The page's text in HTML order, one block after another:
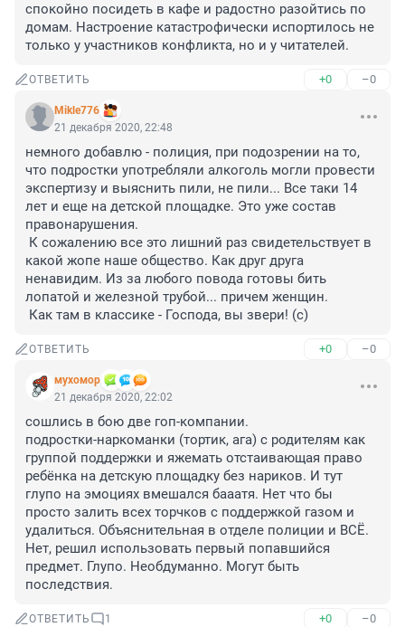
спокойно посидеть в кафе и радостно разойтись по
домам. Настроение катастрофически испортилось не
только у участников конфликта, но и у читателей.
ОТВЕТИТЬ +0 –0
Mikle776
21 декабря 2020, 22:48
немного добавлю - полиция, при подозрении на то,
что подростки употребляли алкоголь могли провести
экспертизу и выяснить пили, не пили... Все таки 14
лет и еще на детской площадке. Это уже состав
правонарушения.
К сожалению все это лишний раз свидетельствует в
какой жопе наше общество. Как друг друга
ненавидим. Из за любого повода готовы бить
лопатой и железной трубой... причем женщин.
Как там в классике - Господа, вы звери! (с)
ОТВЕТИТЬ +0 –0
мухомор
21 декабря 2020, 22:02
сошлись в бою две гоп-компании.
подростки-наркоманки (тортик, ага) с родителям как
группой поддержки и яжемать отстаивающая право
ребёнка на детскую площадку без нариков. И тут
глупо на эмоциях вмешался бааатя. Нет что бы
просто залить всех торчков с поддержкой газом и
удалиться. Объяснительная в отделе полиции и ВСЁ.
Нет, решил использовать первый попавшийся
предмет. Глупо. Необдуманно. Могут быть
последствия.
ОТВЕТИТЬ 1 +0 –0